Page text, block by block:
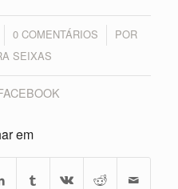
0 COMENTÁRIOS
/
POR
SEIXAS
em